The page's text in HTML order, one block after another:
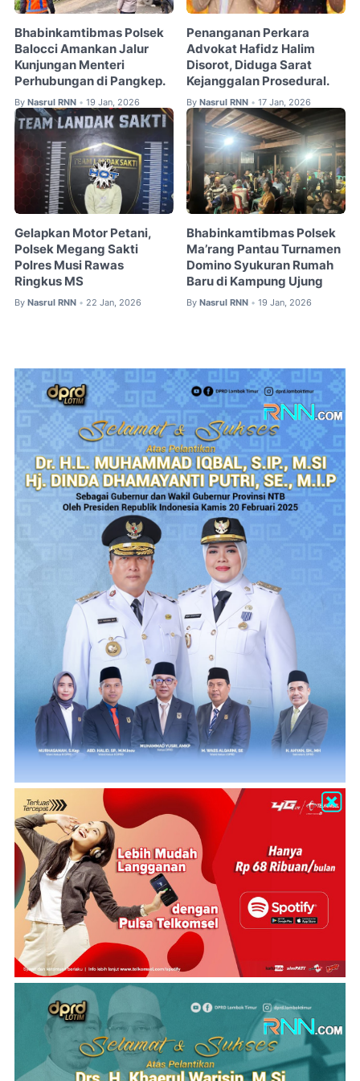
Bhabinkamtibmas Polsek
Balocci Amankan Jalur
Kunjungan Menteri
Perhubungan di Pangkep.
By Nasrul RNN • 19 Jan, 2026
Penanganan Perkara
Advokat Hafidz Halim
Disorot, Diduga Sarat
Kejanggalan Prosedural.
By Nasrul RNN • 17 Jan, 2026
Gelapkan Motor Petani,
Polsek Megang Sakti
Polres Musi Rawas
Ringkus MS
By Nasrul RNN • 22 Jan, 2026
Bhabinkamtibmas Polsek
Ma’rang Pantau Turnamen
Domino Syukuran Rumah
Baru di Kampung Ujung
By Nasrul RNN • 19 Jan, 2026